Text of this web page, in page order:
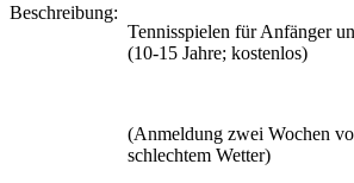
Beschreibung:
Tennisspielen für Anfänger
(10-15 Jahre; kostenlos)
(Anmeldung zwei Wochen
schlechtem Wetter)